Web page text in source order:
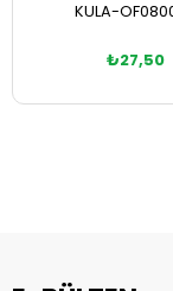
KULA-
₺27,50